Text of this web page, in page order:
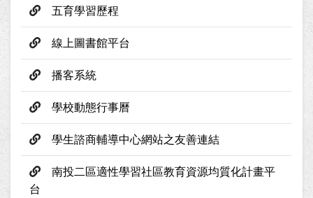
五育學習歷程
線上圖書館平台
播客系統
學校動態行事曆
學生諮商輔導中心網站之友善連結
南投二區適性學習社區教育資源均質化計畫平
台